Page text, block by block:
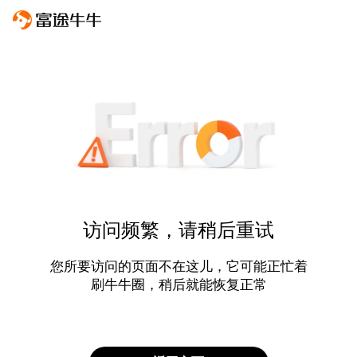
访问频繁，请稍后重试
您所要访问的页面不在这儿，它可能正忙着
刷牛牛圈，稍后就能恢复正常